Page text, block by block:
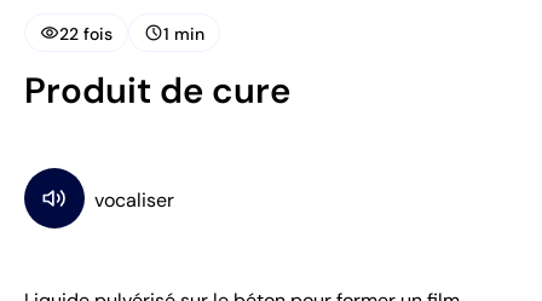
visibility22 fois schedule1 min
Produit de cure